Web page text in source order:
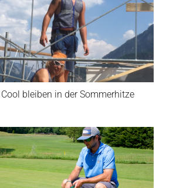
bleiben in der Sommerhitze